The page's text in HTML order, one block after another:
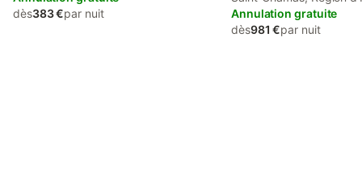
dès383 €par nuit
Annulation gratuite
dès981 €par nuit